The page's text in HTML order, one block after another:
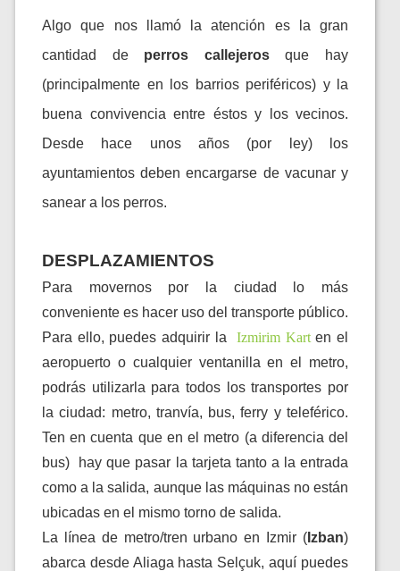
Algo que nos llamó la atención es la gran
cantidad de perros callejerosque hay
(principalmente en los barrios periféricos) y la
buena convivencia entre éstos y los vecinos.
Desde hace unos años (por ley) los
ayuntamientos deben encargarse de vacunar y
sanear a los perros.
DESPLAZAMIENTOS
Para movernos por la ciudad lo más
conveniente es hacer uso del transporte público.
Para ello, puedes adquirir la Izmirim Kart en el
aeropuerto o cualquier ventanilla en el metro,
podrás utilizarla para todos los transportes por
la ciudad: metro, tranvía, bus, ferry y teleférico.
Ten en cuenta que en el metro (a diferencia del
bus) hay que pasar la tarjeta tanto a la entrada
como a la salida, aunque las máquinas no están
ubicadas en el mismo torno de salida.
La línea de metro/tren urbano en Izmir ( Izban)
abarca desde Aliaga hasta Selçuk, aquí puedes